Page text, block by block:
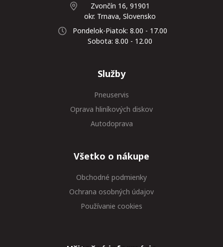
Zvončín 16, 91901
okr. Trnava, Slovensko
Pondelok-Piatok: 8.00 - 17.00
Sobota: 8.00 - 12.00
Služby
Pneuservis
Oprava hliníkových diskov
Autodoprava
Všetko o nákupe
Obchodné podmienky
Ochrana osobných údajov
Používanie cookies